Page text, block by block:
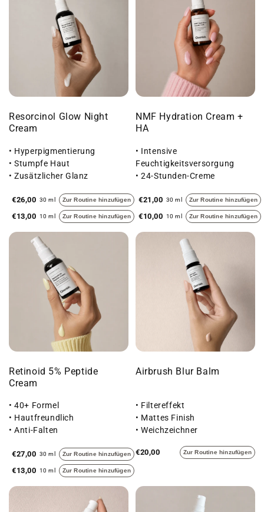
Resorcinol Glow Night
Cream
• Hyperpigmentierung
• Stumpfe Haut
• Zusätzlicher Glanz
€26,00 30 ml Zur Routine hinzufügen
€13,00 10 ml Zur Routine hinzufügen
NMF Hydration Cream +
HA
• Intensive
Feuchtigkeitsversorgung
• 24-Stunden-Creme
€21,00 30 ml Zur Routine hinzufügen
€10,00 10 ml Zur Routine hinzufügen
Retinoid 5% Peptide
Cream
• 40+ Formel
• Hautfreundlich
• Anti-Falten
€27,00 30 ml Zur Routine hinzufügen
€13,00 10 ml Zur Routine hinzufügen
Airbrush Blur Balm
• Filtereffekt
• Mattes Finish
• Weichzeichner
€20,00 Zur Routine hinzufügen